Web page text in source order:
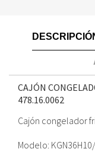
CAJÓN
478.16.0062
Cajón congelador
Modelo: